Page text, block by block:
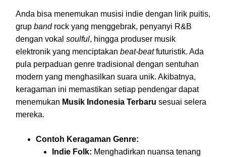
Anda bisa menemukan musisi indie dengan lirik puitis,
grup bandrock yang menggebrak, penyanyi R&B
dengan vokal soulful, hingga produser musik
elektronik yang menciptakan beat-beatfuturistik. Ada
pula perpaduan genre tradisional dengan sentuhan
modern yang menghasilkan suara unik. Akibatnya,
keragaman ini memastikan setiap pendengar dapat
menemukan Musik Indonesia Terbaru sesuai selera
mereka.
Contoh Keragaman Genre:
Indie Folk: Menghadirkan nuansa tenang